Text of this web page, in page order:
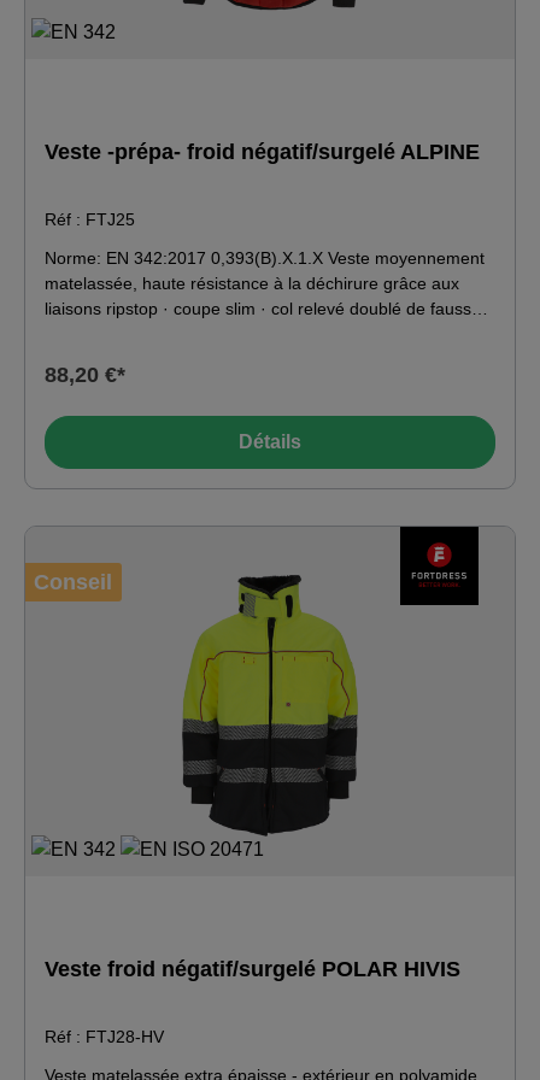
Veste -prépa- froid négatif/surgelé ALPINE
Réf : FTJ25
Norme: EN 342:2017 0,393(B).X.1.X Veste moyennement
matelassée, haute résistance à la déchirure grâce aux
liaisons ripstop · coupe slim · col relevé doublé de fausse
compartiment à stylo · poches latérales insérées · poche
bords-côtes aux poignets · bande élastique dans le dos ·
empiècement haut des bras jaune fluo · passepoils rouge-
argent dans les coutures de séparation. Utilisation jusqu‘à
polyester · Isolation : 100 % polyester 240 g/
88,20 €*
Détails
Conseil
Veste froid négatif/surgelé POLAR HIVIS
Réf : FTJ28-HV
Veste matelassée extra épaisse - extérieur en polyamide